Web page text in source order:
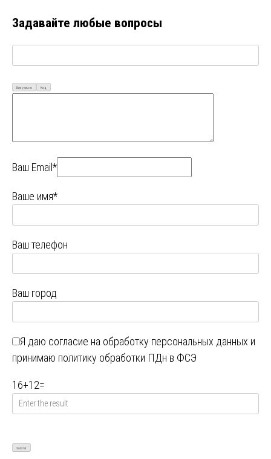
Задавайте любые вопросы
Визуально Код
Ваш Email*
Ваше имя*
Ваш телефон
Ваш город
Я даю согласие на обработку персональных данных и
принимаю политику обработки ПДн в ФСЭ
16+12=